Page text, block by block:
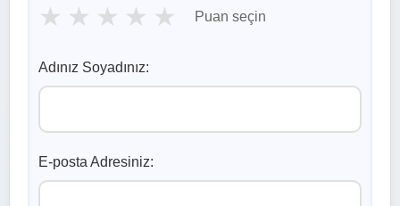
★ ★ ★ ★ ★ Puan seçin
Adınız Soyadınız:
E-posta Adresiniz: